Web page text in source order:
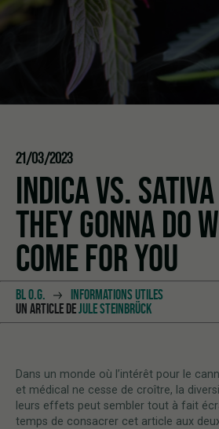
21/03/2023
INDICA VS.
THEY GONNA DO
COME FOR YOU
BL O.G.
INFORMATIONS UTILES
UN ARTICLE DEJULE STEINBRÜCK
Dans un monde où l’intérêt pour le
et médical ne cesse de croître, la
leurs effets peut sembler tout à fait
temps de consacrer cet article aux